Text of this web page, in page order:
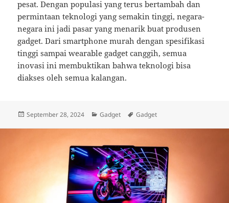
pesat. Dengan populasi yang terus bertambah dan
permintaan teknologi yang semakin tinggi, negara-
negara ini jadi pasar yang menarik buat produsen
gadget. Dari smartphone murah dengan spesifikasi
tinggi sampai wearable gadget canggih, semua
inovasi ini membuktikan bahwa teknologi bisa
diakses oleh semua kalangan.
Posted
September 28, 2024 Categories
Gadget Tags
Gadget